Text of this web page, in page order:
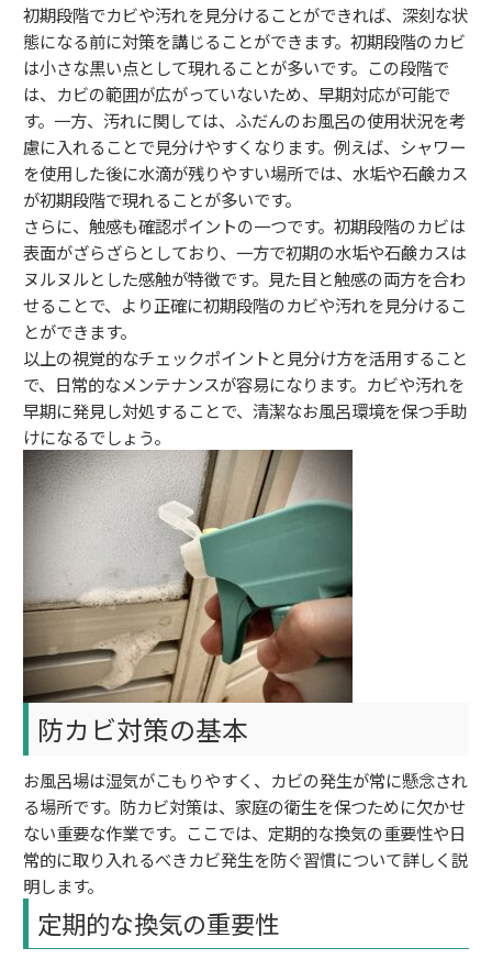
初期段階でカビや汚れを見分けることができれば、深刻な状
態になる前に対策を講じることができます。初期段階のカビ
は小さな黒い点として現れることが多いです。この段階で
は、カビの範囲が広がっていないため、早期対応が可能で
す。一方、汚れに関しては、ふだんのお風呂の使用状況を考
慮に入れることで見分けやすくなります。例えば、シャワー
を使用した後に水滴が残りやすい場所では、水垢や石鹸カス
が初期段階で現れることが多いです。
さらに、触感も確認ポイントの一つです。初期段階のカビは
表面がざらざらとしており、一方で初期の水垢や石鹸カスは
ヌルヌルとした感触が特徴です。見た目と触感の両方を合わ
せることで、より正確に初期段階のカビや汚れを見分けるこ
とができます。
以上の視覚的なチェックポイントと見分け方を活用すること
で、日常的なメンテナンスが容易になります。カビや汚れを
早期に発見し対処することで、清潔なお風呂環境を保つ手助
けになるでしょう。
防カビ対策の基本
お風呂場は湿気がこもりやすく、カビの発生が常に懸念され
る場所です。防カビ対策は、家庭の衛生を保つために欠かせ
ない重要な作業です。ここでは、定期的な換気の重要性や日
常的に取り入れるべきカビ発生を防ぐ習慣について詳しく説
明します。
定期的な換気の重要性